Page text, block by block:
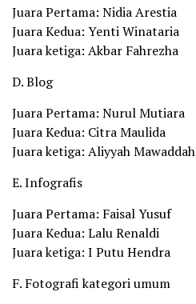
Juara Pertama: Nidia Arestia
Juara Kedua: Yenti Winataria
Juara ketiga: Akbar Fahrezha
D. Blog
Juara Pertama: Nurul Mutiara
Juara Kedua: Citra Maulida
Juara ketiga: Aliyyah Mawaddah
E. Infografis
Juara Pertama: Faisal Yusuf
Juara Kedua: Lalu Renaldi
Juara ketiga: I Putu Hendra
F. Fotografi kategori umum